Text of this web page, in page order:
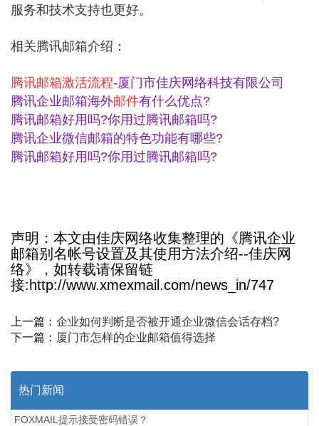
服务和技术支持也更好。
相关腾讯邮箱介绍：
腾讯邮箱激活流程-厦门市佳庆网络科技有限公司
腾讯企业邮箱海外邮件有什么优点?
腾讯邮箱好用吗?你用过腾讯邮箱吗?
腾讯企业微信邮箱的特色功能有哪些?
腾讯邮箱好用吗?你用过腾讯邮箱吗?
声明：本文由佳庆网络收集整理的《腾讯企业
邮箱别名帐号设置及其使用方法介绍--佳庆网
络》，如转载请保留链
接:http://www.xmexmail.com/news_in/747
上一篇： 企业如何判断是否被开通企业微信会话存档?
下一篇： 厦门市怎样的企业邮箱值得选择
热门新闻
FOXMAIL提示接受密码错误？